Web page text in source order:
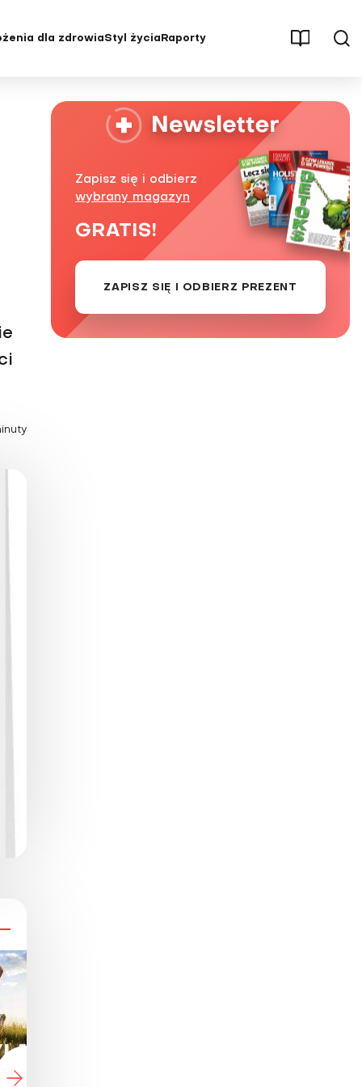
Pęcherz i nerki
Stwardnienie rozsiane (SM)
Uzależnienia
Wysoki cholesterol
Zaburzenia hormonalne
Zaburzenia pamięci i
koncentracji
Zaburzenia psychiczne i choroby
dla zdrowiaStyl życia
Parenting
Psychologia
Seks
Stres
Uroda i pielęgnacja
Raporty
Zapisz się i odbierz
wybrany magazyn
GRATIS!
ZAPISZ SIĘ I ODBIERZ PREZENT